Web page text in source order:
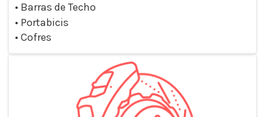
• Barras de Techo
• Portabicis
• Cofres